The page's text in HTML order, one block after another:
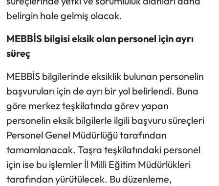
belirgin hale gelmiş olacak.
MEBBİS bilgisi eksik olan personel için ayrı
süreç
MEBBİS bilgilerinde eksiklik bulunan personelin
başvuruları için de ayrı bir yol belirlendi. Buna
göre merkez teşkilatında görev yapan
personelin eksik bilgilerle ilgili başvuru süreçleri
Personel Genel Müdürlüğü tarafından
tamamlanacak. Taşra teşkilatındaki personel
için ise bu işlemler İl Milli Eğitim Müdürlükleri
tarafından yürütülecek. Bu düzenleme,